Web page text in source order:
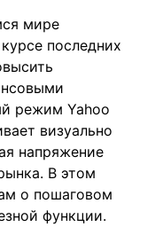
мире
последних
режим Yahoo
визуально
напряжение
В этом
о пошаговом
функции.